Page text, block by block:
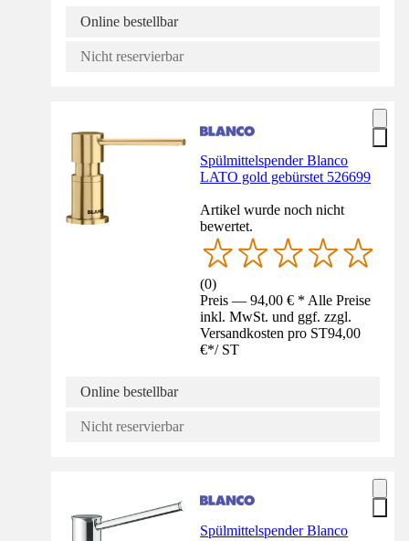
Online bestellbar
Nicht reservierbar
Spülmittelspender Blanco
LATO gold gebürstet 526699
Artikel wurde noch nicht
bewertet.
(0)
Preis — 94,00 € * Alle Preise
inkl. MwSt. und ggf. zzgl.
Versandkosten pro ST94,00
€*/ ST
Online bestellbar
Nicht reservierbar
Spülmittelspender Blanco